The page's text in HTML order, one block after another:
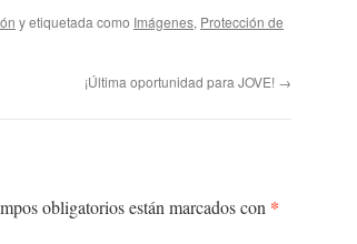
y etiquetada como Imágenes, Protección de
¡Última oportunidad para JOVE! →
obligatorios están marcados con *